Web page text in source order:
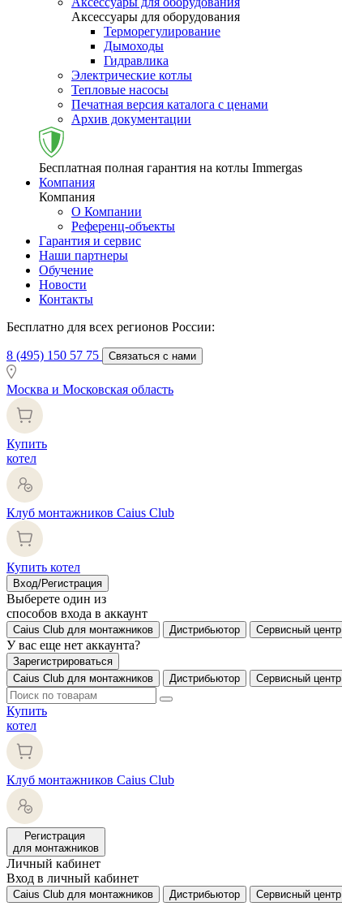
Аксессуары для оборудования
Терморегулирование
Дымоходы
Гидравлика
Электрические котлы
Тепловые насосы
Печатная версия каталога с ценами
Архив документации
Бесплатная полная гарантия на котлы Immergas
Компания
Компания
О Компании
Референц-объекты
Гарантия и сервис
Наши партнеры
Обучение
Новости
Контакты
Бесплатно для всех регионов России:
8 (495) 150 57 75 Связаться с нами
Москва и Московская область
Купить
котел
Клуб монтажников Caius Club
Купить котел
Вход/Регистрация
Выберете один из
способов входа в аккаунт
Caius Club для монтажников Дистрибьютор Сервисный центр
У вас еще нет аккаунта?
Зарегистрироваться
Caius Club для монтажников
Дистрибьютор Сервисный центр
Купить
котел
Клуб монтажников Caius Club
Регистрация
для монтажников
Личный кабинет
Вход в личный кабинет
Caius Club для монтажников Дистрибьютор Сервисный центр